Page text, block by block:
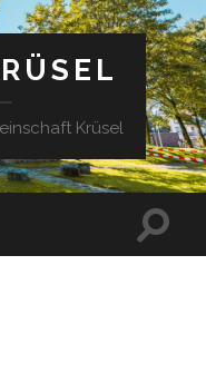
Krüsel